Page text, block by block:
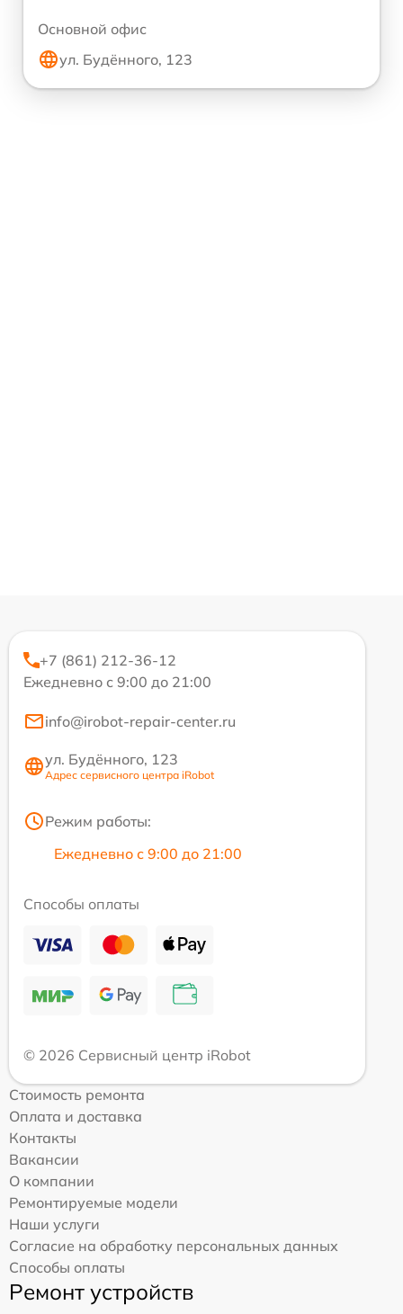
Основной офис
ул. Будённого, 123
+7 (861) 212-36-12
Ежедневно с 9:00 до 21:00
info@irobot-repair-center.ru
ул. Будённого, 123
Адрес сервисного центра iRobot
Режим работы:
Ежедневно с 9:00 до 21:00
Способы оплаты
© 2026 Сервисный центр iRobot
Стоимость ремонта
Оплата и доставка
Контакты
Вакансии
О компании
Ремонтируемые модели
Наши услуги
Согласие на обработку персональных данных
Способы оплаты
Ремонт устройств